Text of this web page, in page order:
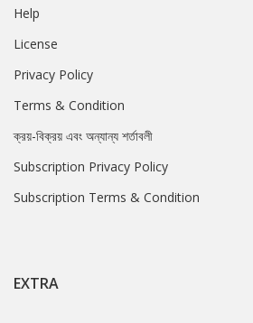
Help
License
Privacy Policy
Terms & Condition
ক্রয়-বিক্রয় এবং অন্যান্য শর্তাবলী
Subscription Privacy Policy
Subscription Terms & Condition
EXTRA